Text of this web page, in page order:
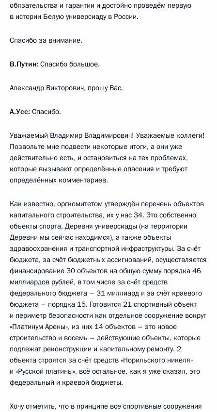
обязательства и гарантии и достойно проведём первую
в истории Белую универсиаду в России.
Спасибо за внимание.
В.Путин: Спасибо большое.
Александр Викторович, прошу Вас.
А.Усс: Спасибо.
Уважаемый Владимир Владимирович! Уважаемые коллеги!
Позвольте мне подвести некоторые итоги, а они уже
действительно есть, и остановиться на тех проблемах,
которые вызывают определённые опасения и требуют
определённых комментариев.
Как известно, оргкомитетом утверждён перечень объектов
капитального строительства, их у нас 34. Это собственно
объекты спорта, Деревня универсиады (на территории
Деревни мы сейчас находимся), а также объекты
здравоохранения и транспортной инфраструктуры. За счёт
бюджета, за счёт бюджетных ассигнований, осуществляется
финансирование 30 объектов на общую сумму порядка 46
миллиардов рублей, в том числе за счёт средств
федерального бюджета – 31 миллиард и за счёт краевого
бюджета – порядка 15. Готовится 21 спортивный объект
и периметр безопасности как отдельное сооружение вокруг
«Платинум Арены», из них 14 объектов – это новое
строительство и восемь – действующие объекты, которые
подлежат реконструкции и капитальному ремонту. 2
объекта строятся за счёт средств «Норильского никеля»
и «Русской платины», всё остальное, как я уже сказал, это
федеральный и краевой бюджеты.
Хочу отметить, что в принципе все спортивные сооружения